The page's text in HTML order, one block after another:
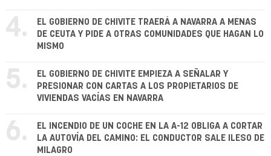
4.
EL GOBIERNO DE CHIVITE TRAERÁ A NAVARRA A MENAS
DE CEUTA Y PIDE A OTRAS COMUNIDADES QUE HAGAN LO
MISMO
5.
EL GOBIERNO DE CHIVITE EMPIEZA A SEÑALAR Y
PRESIONAR CON CARTAS A LOS PROPIETARIOS DE
VIVIENDAS VACÍAS EN NAVARRA
6.
EL INCENDIO DE UN COCHE EN LA A-12 OBLIGA A CORTAR
LA AUTOVÍA DEL CAMINO: EL CONDUCTOR SALE ILESO DE
MILAGRO